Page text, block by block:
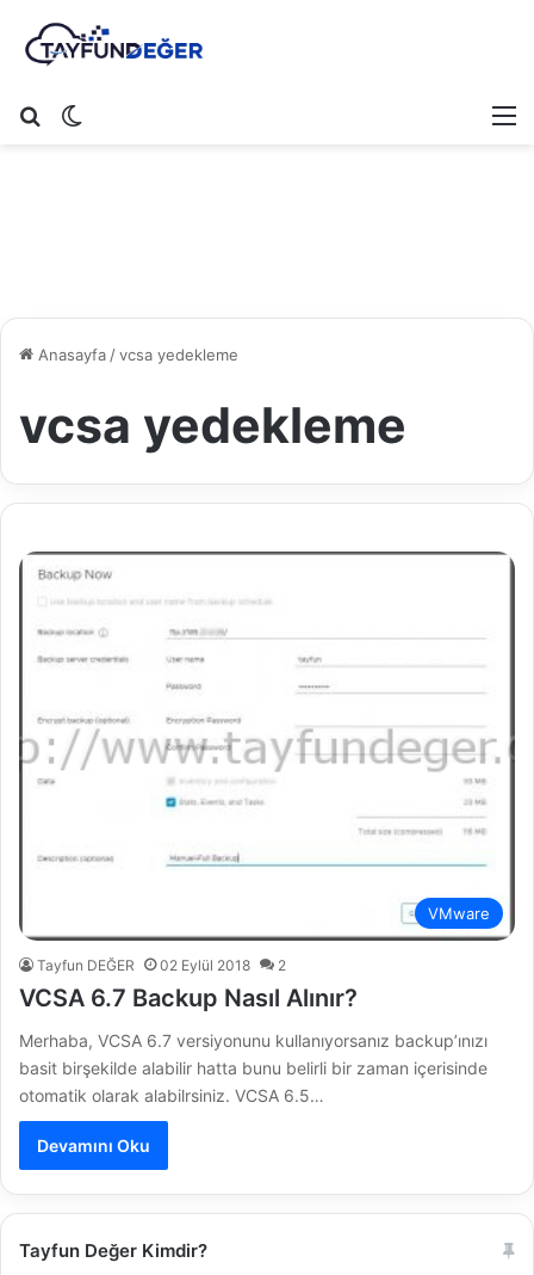
Arama yap ...
Anasayfa/vcsa yedekleme
vcsa yedekleme
VMware
Tayfun DEĞER 02 Eylül 2018 2
VCSA 6.7 Backup Nasıl Alınır?
Merhaba, VCSA 6.7 versiyonunu kullanıyorsanız backup’ınızı
basit birşekilde alabilir hatta bunu belirli bir zaman içerisinde
otomatik olarak alabilrsiniz. VCSA 6.5…
Devamını Oku
Tayfun Değer Kimdir?